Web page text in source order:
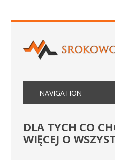
DLA TYCH CO
WIĘCEJ O